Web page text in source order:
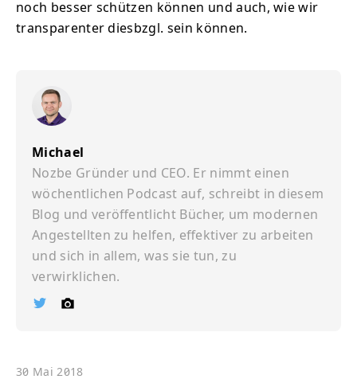
noch besser schützen können und auch, wie wir
transparenter diesbzgl. sein können.
Michael
Nozbe Gründer und CEO. Er nimmt einen
wöchentlichen Podcast auf, schreibt in diesem
Blog und veröffentlicht Bücher, um modernen
Angestellten zu helfen, effektiver zu arbeiten
und sich in allem, was sie tun, zu
verwirklichen.
Ï ©
30 Mai 2018